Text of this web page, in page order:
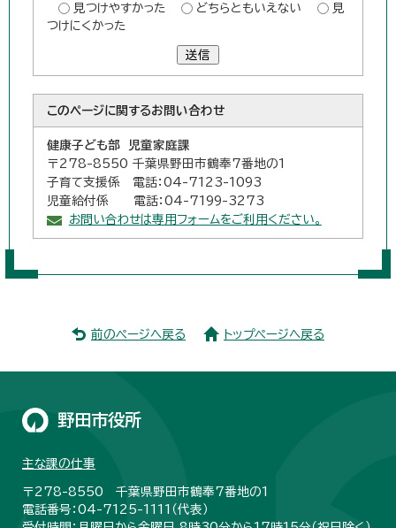
見つけやすかった
どちらともいえない
見
つけにくかった
送信
このページに関するお問い合わせ
健康子ども部 児童家庭課
〒278-8550 千葉県野田市鶴奉7番地の1
子育て支援係 電話：04-7123-1093
児童給付係 電話：04-7199-3273
お問い合わせは専用フォームをご利用ください。
前のページへ戻る トップページへ戻る
野田市役所
主な課の仕事
〒278-8550 千葉県野田市鶴奉7番地の1
電話番号：04-7125-1111（代表）